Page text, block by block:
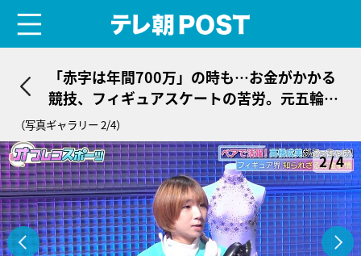
「赤字は年間700万」の時も…お金がかかる
競技、フィギュアスケートの苦労。元五輪選
手も活動費賄えず「引退」考えた
（写真ギャラリー 2/4）
2/4